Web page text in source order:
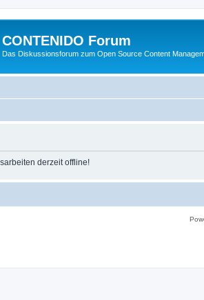
CONTENIDO Forum
Das Diskussionsforum zum Open Source Content
derzeit offline!